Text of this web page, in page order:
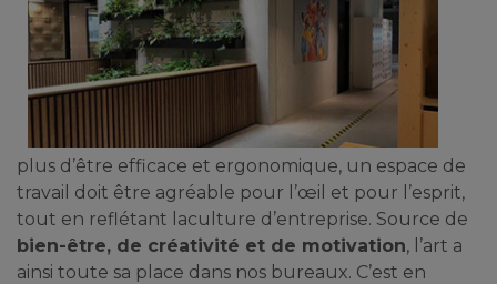
plus d’être efficace et ergonomique, un espace de
travail doit être agréable pour l’œil et pour l’esprit,
tout en reflétant laculture d’entreprise. Source de
bien-être, de créativité et de motivation, l’art a
ainsi toute sa place dans nos bureaux. C’est en